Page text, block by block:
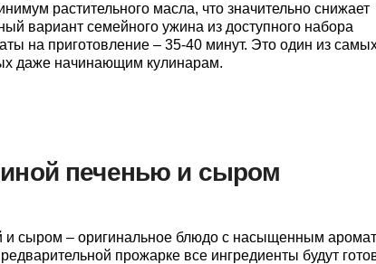
растительного масла, что значительно снижает
вариант семейного ужина из доступного набора
на приготовление – 35-40 минут. Это один из
даже начинающим кулинарам.
печенью и сыром
и сыром – оригинальное блюдо с насыщенным
прожарке все ингредиенты будут